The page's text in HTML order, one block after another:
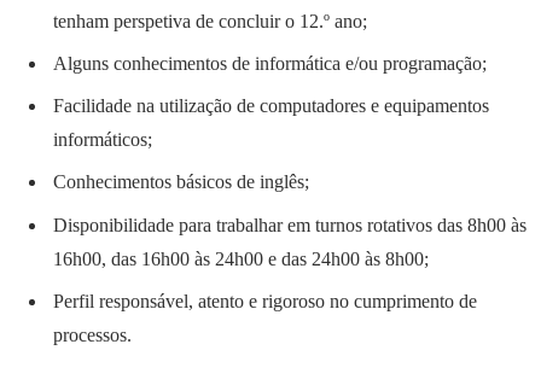
tenham perspetiva de concluir o 12.º ano;
Alguns conhecimentos de informática e/ou programação;
Facilidade na utilização de computadores e equipamentos
informáticos;
Conhecimentos básicos de inglês;
Disponibilidade para trabalhar em turnos rotativos das 8h00 às
16h00, das 16h00 às 24h00 e das 24h00 às 8h00;
Perfil responsável, atento e rigoroso no cumprimento de
processos.